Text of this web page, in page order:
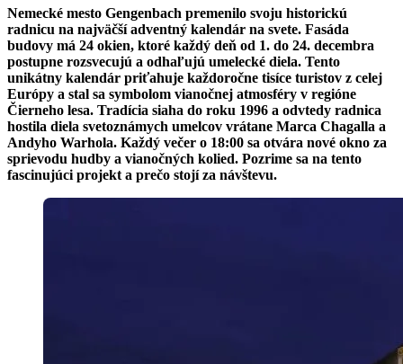
Nemecké mesto Gengenbach premenilo svoju historickú
radnicu na najväčší adventný kalendár na svete. Fasáda
budovy má 24 okien, ktoré každý deň od 1. do 24. decembra
postupne rozsvecujú a odhaľujú umelecké diela. Tento
unikátny kalendár priťahuje každoročne tisíce turistov z celej
Európy a stal sa symbolom vianočnej atmosféry v regióne
Čierneho lesa. Tradícia siaha do roku 1996 a odvtedy radnica
hostila diela svetoznámych umelcov vrátane Marca Chagalla a
Andyho Warhola. Každý večer o 18:00 sa otvára nové okno za
sprievodu hudby a vianočných kolied. Pozrime sa na tento
fascinujúci projekt a prečo stojí za návštevu.